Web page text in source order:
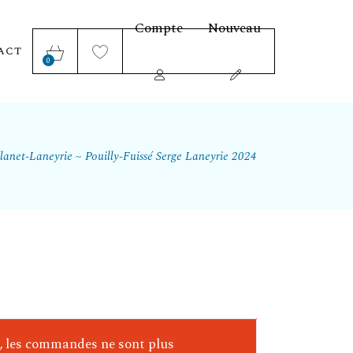
0
Compte Nouveau
Laneyrie Pouilly-Fuissé Serge Laneyrie 2024
commandes ne sont plus